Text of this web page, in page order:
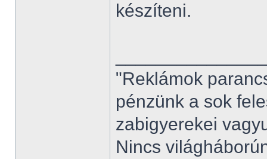
készíteni.
"Reklámok
pénzünk a sok
zabigyerekei
Nincs